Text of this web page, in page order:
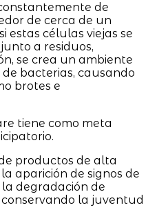
de
de cerca de un
estas células viejas se
a residuos,
se crea un ambiente
bacterias, causando
brotes e
tiene como meta
productos de alta
aparición de signos de
degradación de
la juventud